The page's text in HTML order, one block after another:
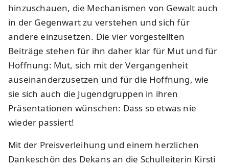
hinzuschauen, die Mechanismen von Gewalt auch
in der Gegenwart zu verstehen und sich für
andere einzusetzen. Die vier vorgestellten
Beiträge stehen für ihn daher klar für Mut und für
Hoffnung: Mut, sich mit der Vergangenheit
auseinanderzusetzen und für die Hoffnung, wie
sie sich auch die Jugendgruppen in ihren
Präsentationen wünschen: Dass so etwas nie
wieder passiert!
Mit der Preisverleihung und einem herzlichen
Dankeschön des Dekans an die Schulleiterin Kirsti